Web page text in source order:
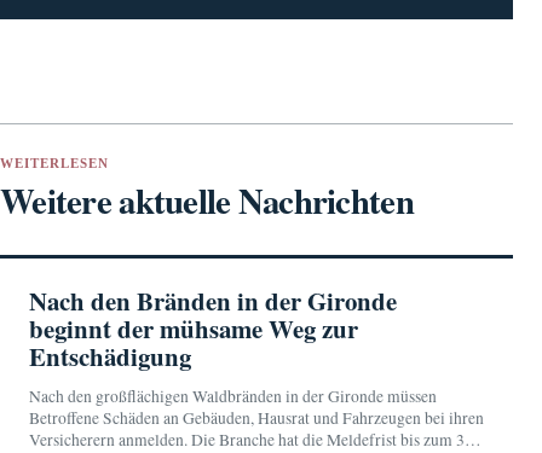
WEITERLESEN
Weitere aktuelle Nachrichten
Nach den Bränden in der Gironde
beginnt der mühsame Weg zur
Entschädigung
Nach den großflächigen Waldbränden in der Gironde müssen
Betroffene Schäden an Gebäuden, Hausrat und Fahrzeugen bei ihren
Versicherern anmelden. Die Branche hat die Meldefrist bis zum 31.